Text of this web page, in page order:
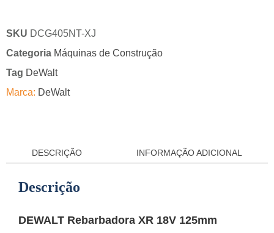
SKU DCG405NT-XJ
Categoria Máquinas de Construção
Tag DeWalt
Marca: DeWalt
DESCRIÇÃO INFORMAÇÃO ADICIONAL
Descrição
DEWALT Rebarbadora XR 18V 125mm